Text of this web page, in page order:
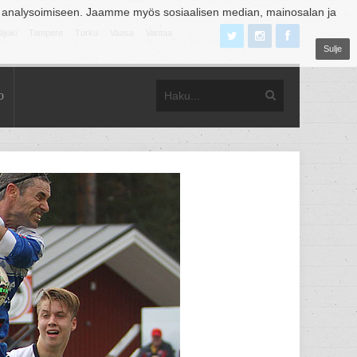
Jaamme myös sosiaalisen median, mainosalan ja
Sulje